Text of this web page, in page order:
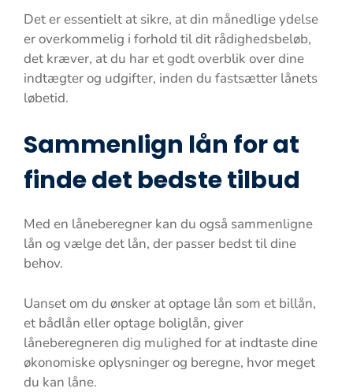
Det er essentielt at sikre, at din månedlige ydelse
er overkommelig i forhold til dit rådighedsbeløb,
det kræver, at du har et godt overblik over dine
indtægter og udgifter, inden du fastsætter lånets
løbetid.
Sammenlign lån for at
finde det bedste tilbud
Med en låneberegner kan du også sammenligne
lån og vælge det lån, der passer bedst til dine
behov.
Uanset om du ønsker at optage lån som et billån,
et bådlån eller optage boliglån, giver
låneberegneren dig mulighed for at indtaste dine
økonomiske oplysninger og beregne, hvor meget
du kan låne.